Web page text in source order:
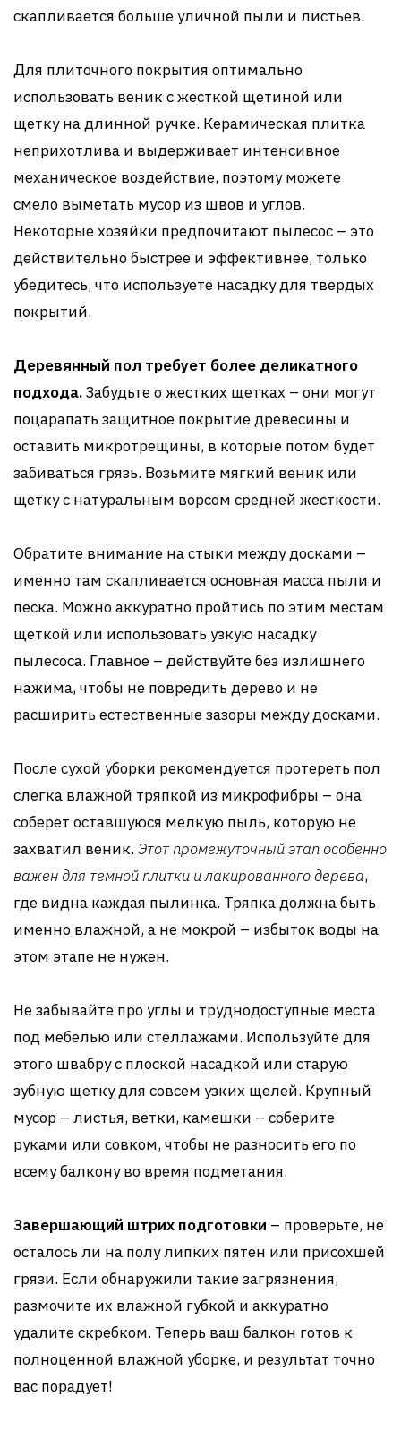
скапливается больше уличной пыли и листьев.
Для плиточного покрытия оптимально
использовать веник с жесткой щетиной или
щетку на длинной ручке. Керамическая плитка
неприхотлива и выдерживает интенсивное
механическое воздействие, поэтому можете
смело выметать мусор из швов и углов.
Некоторые хозяйки предпочитают пылесос – это
действительно быстрее и эффективнее, только
убедитесь, что используете насадку для твердых
покрытий.
Деревянный пол требует более деликатного
подхода.Забудьте о жестких щетках – они могут
поцарапать защитное покрытие древесины и
оставить микротрещины, в которые потом будет
забиваться грязь. Возьмите мягкий веник или
щетку с натуральным ворсом средней жесткости.
Обратите внимание на стыки между досками –
именно там скапливается основная масса пыли и
песка. Можно аккуратно пройтись по этим местам
щеткой или использовать узкую насадку
пылесоса. Главное – действуйте без излишнего
нажима, чтобы не повредить дерево и не
расширить естественные зазоры между досками.
После сухой уборки рекомендуется протереть пол
слегка влажной тряпкой из микрофибры – она
соберет оставшуюся мелкую пыль, которую не
захватил веник. Этот промежуточный этап особенно
важен для темной плитки и лакированного дерева,
где видна каждая пылинка. Тряпка должна быть
именно влажной, а не мокрой – избыток воды на
этом этапе не нужен.
Не забывайте про углы и труднодоступные места
под мебелью или стеллажами. Используйте для
этого швабру с плоской насадкой или старую
зубную щетку для совсем узких щелей. Крупный
мусор – листья, ветки, камешки – соберите
руками или совком, чтобы не разносить его по
всему балкону во время подметания.
Завершающий штрих подготовки – проверьте, не
осталось ли на полу липких пятен или присохшей
грязи. Если обнаружили такие загрязнения,
размочите их влажной губкой и аккуратно
удалите скребком. Теперь ваш балкон готов к
полноценной влажной уборке, и результат точно
вас порадует!